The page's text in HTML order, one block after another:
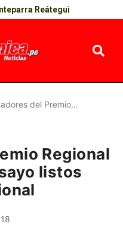
Reátegui
del Premio…
Regional
listos